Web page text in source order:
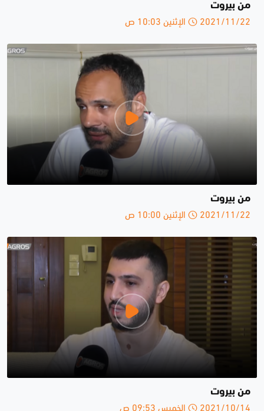
من بيروت
2021/11/22 الإثنين 10:03 ص
من بيروت
2021/11/22 الإثنين 10:00 ص
من بيروت
2021/10/14 الخميس 09:53 ص